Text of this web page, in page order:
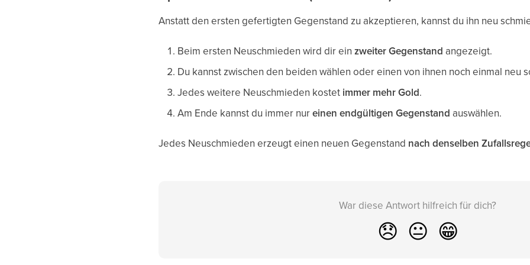
Anstatt den ersten gefertigten Gegenstand zu akzeptieren, kannst du ihn neu
Beim ersten Neuschmieden wird dir einzweiter Gegenstand angezeigt.
Du kannst zwischen den beiden wählen oder einen von ihnen noch einmal neu
Jedes weitere Neuschmieden kostet immer mehr Gold.
Am Ende kannst du immer nureinen endgültigen Gegenstand auswählen.
Jedes Neuschmieden erzeugt einen neuen Gegenstand nach denselben
War diese Antwort hilfreich für dich?
😞 😐 😁